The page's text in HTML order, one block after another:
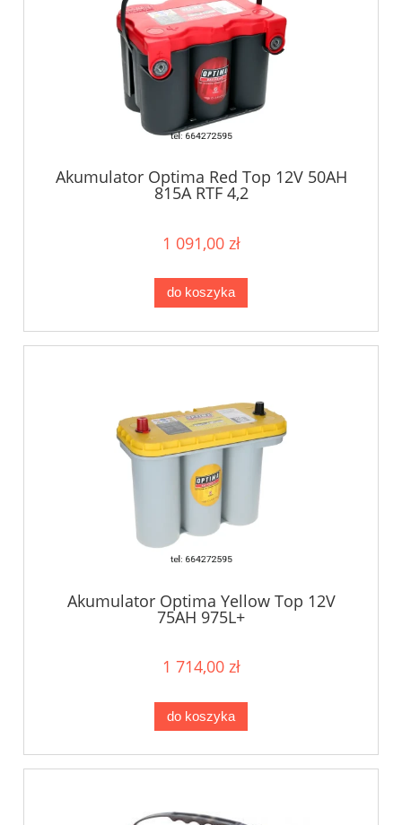
Akumulator Optima Red Top 12V 50AH
815A RTF 4,2
1 091,00 zł
do koszyka
Akumulator Optima Yellow Top 12V
75AH 975L+
1 714,00 zł
do koszyka